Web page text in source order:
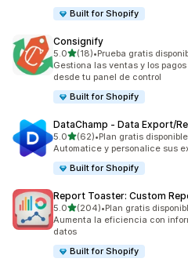
Built for Shopify
Consignify
5.0de 5 estrellas
(18)
18 reseñas en total
•Prueba gratis
Gestiona las ventas y los
desde tu panel de control
Built for Shopify
DataChamp ‑ Data Export/
5.0de 5 estrellas
(62)
62 reseñas en total
•Plan gratis disponible
Automatice y personalice sus
Built for Shopify
Report Toaster: Custom
5.0de 5 estrellas
(204)
204 reseñas en total
•Plan gratis
Aumenta la eficiencia con
datos
Built for Shopify